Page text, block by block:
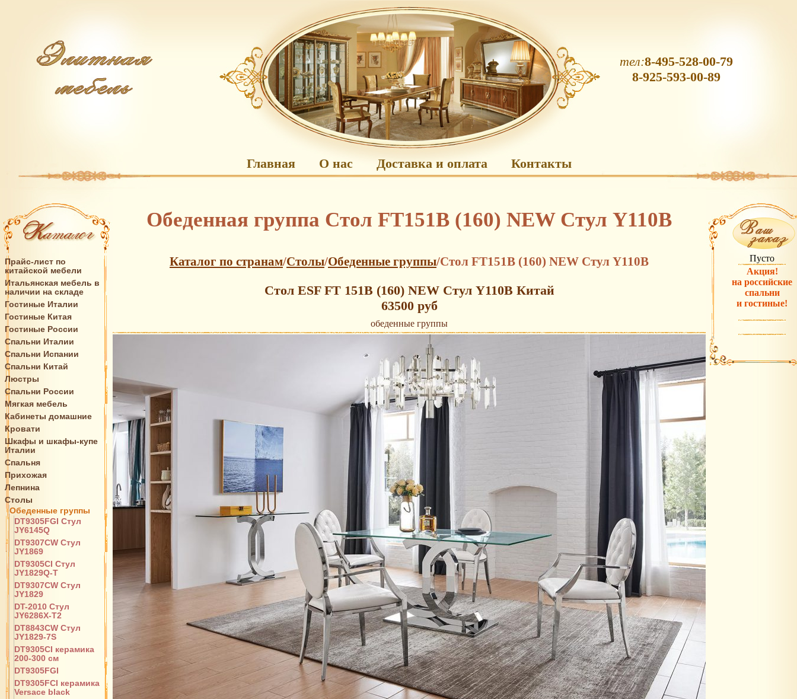
Главная О нас Доставка и оплата Контакты
тел:8-495-528-00-79
8-925-593-00-89
Прайс-лист по
китайской мебели
Итальянская мебель в
наличии на складе
Гостиные Италии
Гостиные Китая
Гостиные России
Спальни Италии
Спальни Испании
Спальни Китай
Люстры
Спальни России
Мягкая мебель
Кабинеты домашние
Кровати
Шкафы и шкафы-купе
Италии
Спальня
Прихожая
Лепнина
Столы
Обеденные группы
DT9305FGI Стул
JY6145Q
DT9307CW Стул
JY1869
DT9305CI Стул
JY1829Q-T
DT9307CW Стул
JY1829
DT-2010 Стул
JY6286X-T2
DT8843CW Стул
JY1829-7S
DT9305CI керамика
200-300 см
DT9305FGI
DT9305FCI керамика
Versace black
Обеденная группа Стол FT151B (160) NEW Стул Y110B
Каталог по странам/Столы/Обеденные группы/Стол FT151B (160) NEW Стул Y110B
Стол ESF FT 151B (160) NEW Стул Y110B Китай
63500 руб
обеденные группы
Пусто
Акция!
на российские
спальни
и гостиные!